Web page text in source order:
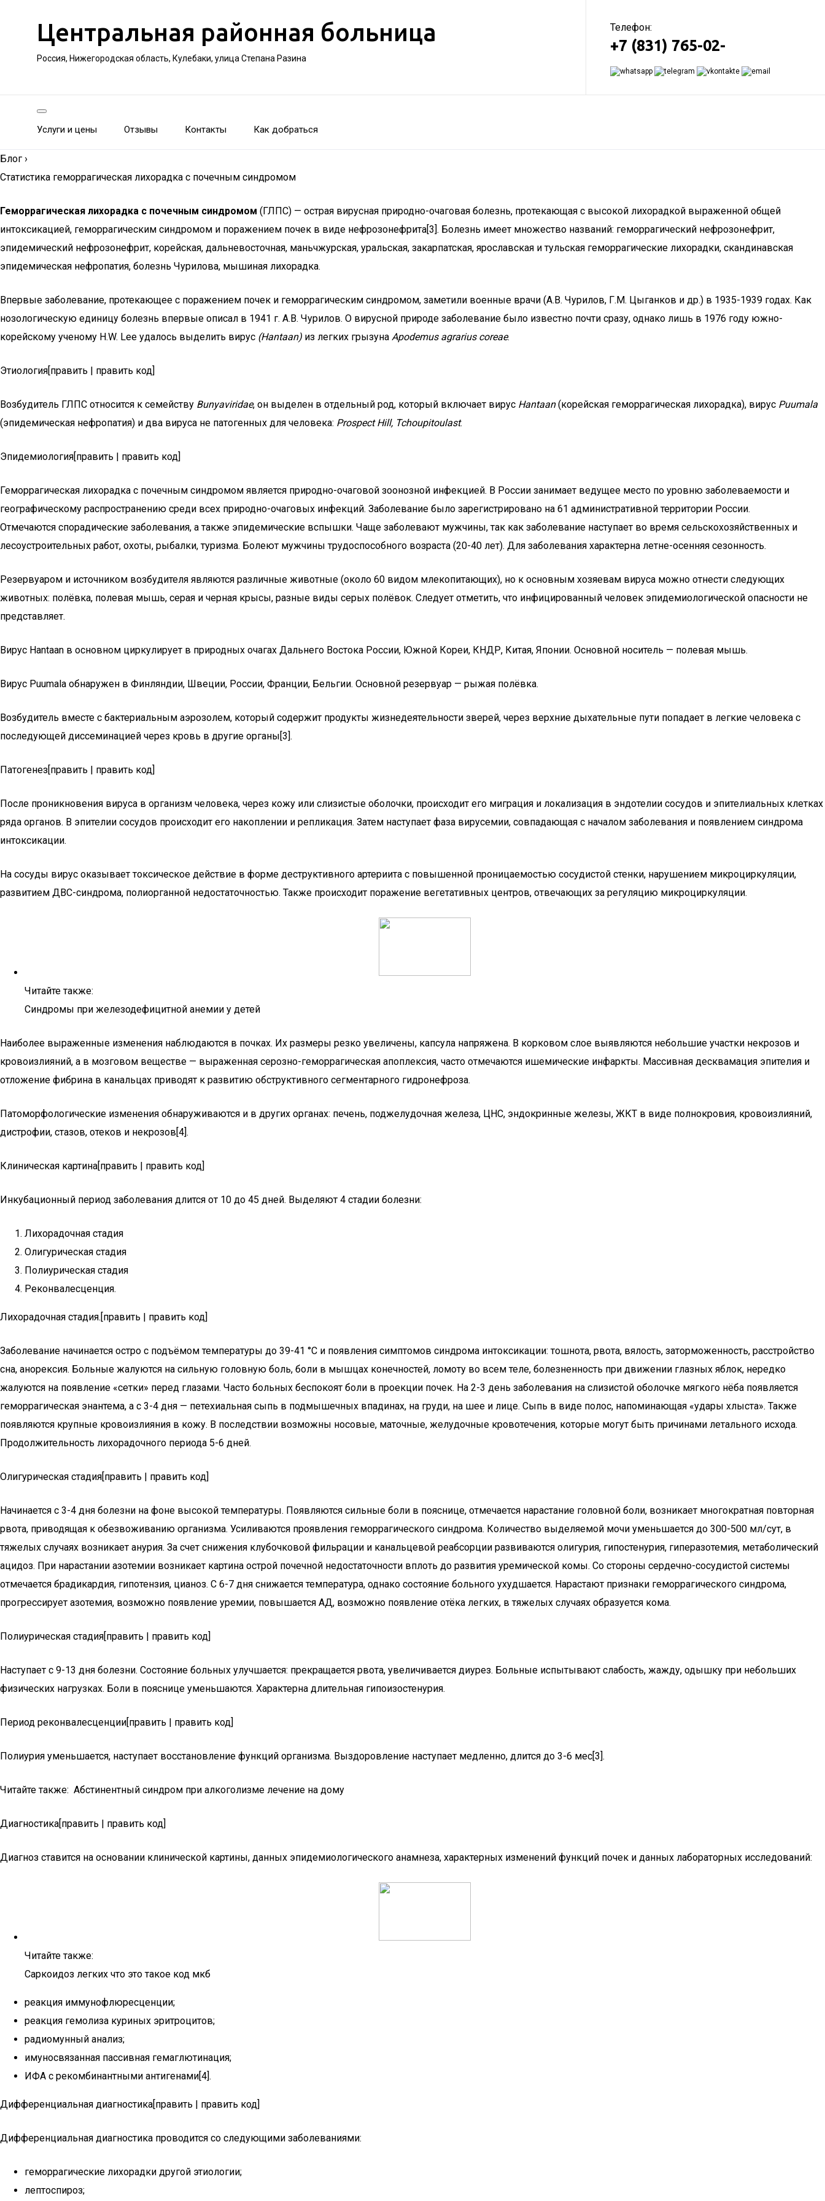
Центральная районная больница
Россия, Нижегородская область, Кулебаки, улица Степана Разина
Телефон:
+7 (831) 765-02-
Услуги и цены Отзывы Контакты Как добраться
Блог ›
Статистика геморрагическая лихорадка с почечным синдромом
Геморрагическая лихорадка с почечным синдромом (ГЛПС) — острая вирусная природно-очаговая болезнь, протекающая с высокой лихорадкой выраженной общей
интоксикацией, геморрагическим синдромом и поражением почек в виде нефрозонефрита[3]. Болезнь имеет множество названий: геморрагический нефрозонефрит,
эпидемический нефрозонефрит, корейская, дальневосточная, маньчжурская, уральская, закарпатская, ярославская и тульская геморрагические лихорадки, скандинавская
эпидемическая нефропатия, болезнь Чурилова, мышиная лихорадка.
Впервые заболевание, протекающее с поражением почек и геморрагическим синдромом, заметили военные врачи (А.В. Чурилов, Г.М. Цыганков и др.) в 1935-1939 годах. Как
нозологическую единицу болезнь впервые описал в 1941 г. А.В. Чурилов. О вирусной природе заболевание было известно почти сразу, однако лишь в 1976 году южно-
корейскому ученому H.W. Lee удалось выделить вирус (Hantaan) из легких грызуна Apodemus agrarius coreae.
Этиология[править | править код]
Возбудитель ГЛПС относится к семейству Bunyaviridae, он выделен в отдельный род, который включает вирус Hantaan(корейская геморрагическая лихорадка), вирус Puumala
(эпидемическая нефропатия) и два вируса не патогенных для человека: Prospect Hill, Tchoupitoulast.
Эпидемиология[править | править код]
Геморрагическая лихорадка с почечным синдромом является природно-очаговой зоонозной инфекцией. В России занимает ведущее место по уровню заболеваемости и
географическому распространению среди всех природно-очаговых инфекций. Заболевание было зарегистрировано на 61 административной территории России.
Отмечаются спорадические заболевания, а также эпидемические вспышки. Чаще заболевают мужчины, так как заболевание наступает во время сельскохозяйственных и
лесоустроительных работ, охоты, рыбалки, туризма. Болеют мужчины трудоспособного возраста (20-40 лет). Для заболевания характерна летне-осенняя сезонность.
Резервуаром и источником возбудителя являются различные животные (около 60 видом млекопитающих), но к основным хозяевам вируса можно отнести следующих
животных: полёвка, полевая мышь, серая и черная крысы, разные виды серых полёвок. Следует отметить, что инфицированный человек эпидемиологической опасности не
представляет.
Вирус Hantaan в основном циркулирует в природных очагах Дальнего Востока России, Южной Кореи, КНДР, Китая, Японии. Основной носитель — полевая мышь.
Вирус Puumala обнаружен в Финляндии, Швеции, России, Франции, Бельгии. Основной резервуар — рыжая полёвка.
Возбудитель вместе с бактериальным аэрозолем, который содержит продукты жизнедеятельности зверей, через верхние дыхательные пути попадает в легкие человека с
последующей диссеминацией через кровь в другие органы[3].
Патогенез[править | править код]
После проникновения вируса в организм человека, через кожу или слизистые оболочки, происходит его миграция и локализация в эндотелии сосудов и эпителиальных клетках
ряда органов. В эпителии сосудов происходит его накоплении и репликация. Затем наступает фаза вирусемии, совпадающая с началом заболевания и появлением синдрома
интоксикации.
На сосуды вирус оказывает токсическое действие в форме деструктивного артериита с повышенной проницаемостью сосудистой стенки, нарушением микроциркуляции,
развитием ДВС-синдрома, полиорганной недостаточностью. Также происходит поражение вегетативных центров, отвечающих за регуляцию микроциркуляции.
Читайте также:
Синдромы при железодефицитной анемии у детей
Наиболее выраженные изменения наблюдаются в почках. Их размеры резко увеличены, капсула напряжена. В корковом слое выявляются небольшие участки некрозов и
кровоизлияний, а в мозговом веществе — выраженная серозно-геморрагическая апоплексия, часто отмечаются ишемические инфаркты. Массивная десквамация эпителия и
отложение фибрина в канальцах приводят к развитию обструктивного сегментарного гидронефроза.
Патоморфологические изменения обнаруживаются и в других органах: печень, поджелудочная железа, ЦНС, эндокринные железы, ЖКТ в виде полнокровия, кровоизлияний,
дистрофии, стазов, отеков и некрозов[4].
Клиническая картина[править | править код]
Инкубационный период заболевания длится от 10 до 45 дней. Выделяют 4 стадии болезни:
Лихорадочная стадия
Олигурическая стадия
Полиурическая стадия
Реконвалесценция.
Лихорадочная стадия.[править | править код]
Заболевание начинается остро с подъёмом температуры до 39-41 °C и появления симптомов синдрома интоксикации: тошнота, рвота, вялость, заторможенность, расстройство
сна, анорексия. Больные жалуются на сильную головную боль, боли в мышцах конечностей, ломоту во всем теле, болезненность при движении глазных яблок, нередко
жалуются на появление «сетки» перед глазами. Часто больных беспокоят боли в проекции почек. На 2-3 день заболевания на слизистой оболочке мягкого нёба появляется
геморрагическая энантема, а с 3-4 дня — петехиальная сыпь в подмышечных впадинах, на груди, на шее и лице. Сыпь в виде полос, напоминающая «удары хлыста». Также
появляются крупные кровоизлияния в кожу. В последствии возможны носовые, маточные, желудочные кровотечения, которые могут быть причинами летального исхода.
Продолжительность лихорадочного периода 5-6 дней.
Олигурическая стадия[править | править код]
Начинается с 3-4 дня болезни на фоне высокой температуры. Появляются сильные боли в пояснице, отмечается нарастание головной боли, возникает многократная повторная
рвота, приводящая к обезвоживанию организма. Усиливаются проявления геморрагического синдрома. Количество выделяемой мочи уменьшается до 300-500 мл/сут, в
тяжелых случаях возникает анурия. За счет снижения клубочковой фильрации и канальцевой реабсорции развиваются олигурия, гипостенурия, гиперазотемия, метаболический
ацидоз. При нарастании азотемии возникает картина острой почечной недостаточности вплоть до развития уремической комы. Со стороны сердечно-сосудистой системы
отмечается брадикардия, гипотензия, цианоз. С 6-7 дня снижается температура, однако состояние больного ухудшается. Нарастают признаки геморрагического синдрома,
прогрессирует азотемия, возможно появление уремии, повышается АД, возможно появление отёка легких, в тяжелых случаях образуется кома.
Полиурическая стадия[править | править код]
Наступает с 9-13 дня болезни. Состояние больных улучшается: прекращается рвота, увеличивается диурез. Больные испытывают слабость, жажду, одышку при небольших
физических нагрузках. Боли в пояснице уменьшаются. Характерна длительная гипоизостенурия.
Период реконвалесценции[править | править код]
Полиурия уменьшается, наступает восстановление функций организма. Выздоровление наступает медленно, длится до 3-6 мес[3].
Читайте также: Абстинентный синдром при алкоголизме лечение на дому
Диагностика[править | править код]
Диагноз ставится на основании клинической картины, данных эпидемиологического анамнеза, характерных изменений функций почек и данных лабораторных исследований:
Читайте также:
Саркоидоз легких что это такое код мкб
реакция иммунофлюресценции;
реакция гемолиза куриных эритроцитов;
радиомунный анализ;
имуносвязанная пассивная гемаглютинация;
ИФА с рекомбинантными антигенами[4].
Дифференциальная диагностика[править | править код]
Дифференциальная диагностика проводится со следующими заболеваниями:
геморрагические лихорадки другой этиологии;
лептоспироз;